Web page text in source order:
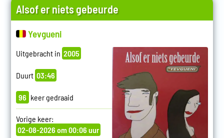
Alsof er niets gebeurde
Yevgueni
Uitgebracht in 2005
Duurt 03:46
96 keer gedraaid
Vorige keer:
02-08-2026 om 00:06 uur